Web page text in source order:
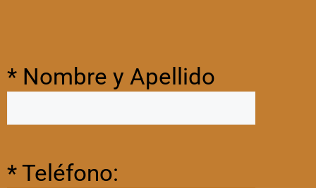
* Nombre y Apellido
* Teléfono: